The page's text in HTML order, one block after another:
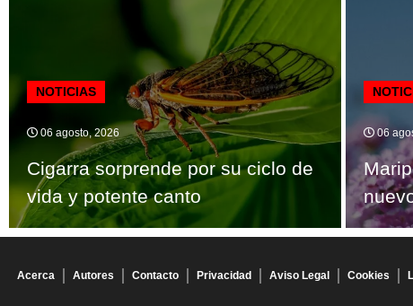
NOTICIAS
06 agosto, 2026
Cigarra sorprende por su ciclo de
vida y potente canto
06
Acerca Autores Contacto Privacidad Aviso Legal Cookies